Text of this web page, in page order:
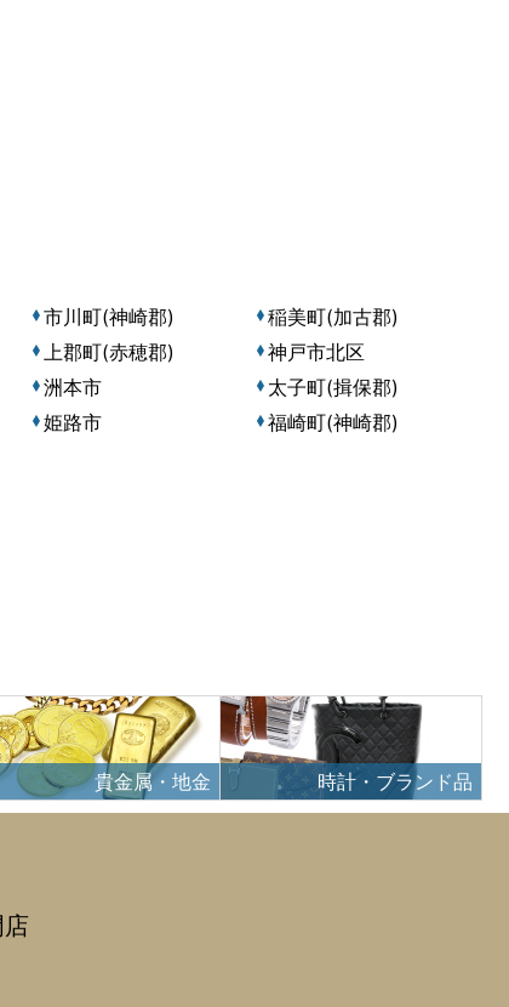
市川町(神崎郡)
稲美町(加古郡)
上郡町(赤穂郡)
神戸市北区
洲本市
太子町(揖保郡)
姫路市
福崎町(神崎郡)
貴金属・地金 時計・ブランド品